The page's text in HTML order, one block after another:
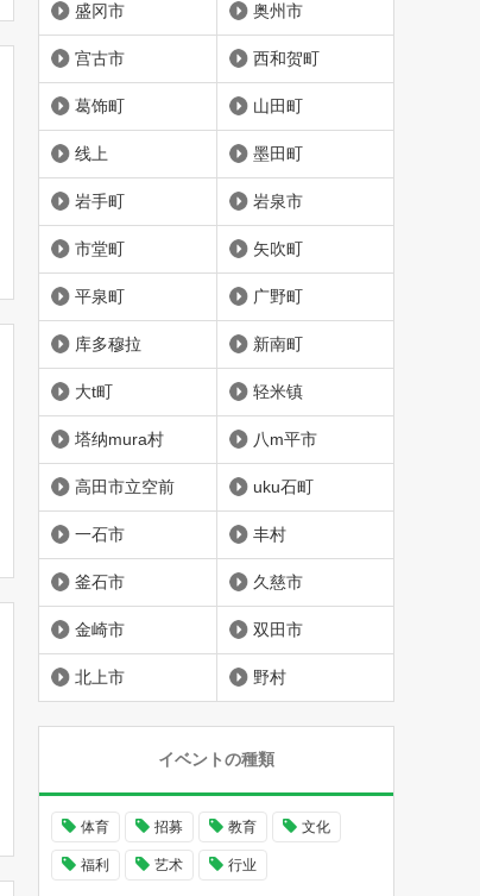
盛冈市 奥州市
宫古市 西和贺町
葛饰町 山田町
线上 墨田町
岩手町 岩泉市
市堂町 矢吹町
平泉町 广野町
库多穆拉 新南町
大t町 轻米镇
塔纳mura村 八m平市
高田市立空前 uku石町
一石市 丰村
釜石市 久慈市
金崎市 双田市
北上市 野村
イベントの種類
体育 招募 教育 文化
福利 艺术 行业